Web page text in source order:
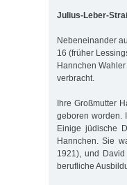
Julius-Leber-
Nebeneinander
16 (früher
Hannchen
verbracht.
Ihre Großmutter
geboren worden.
Einige jüdische
Hannchen. Sie
1921), und
berufliche